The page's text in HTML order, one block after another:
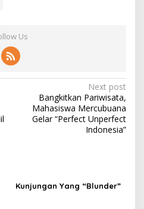
Us
Next post
Bangkitkan Pariwisata,
Mahasiswa Mercubuana
Gelar “Perfect Unperfect
Indonesia”
Kunjungan Yang “Blunder”